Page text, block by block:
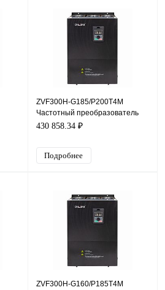
ZVF300H-G185/P200T4M
Частотный преобразователь
ZVF300H, 380В, 185кВт, 340А
430 858.34 ₽
Подробнее
ZVF300H-G160/P185T4M